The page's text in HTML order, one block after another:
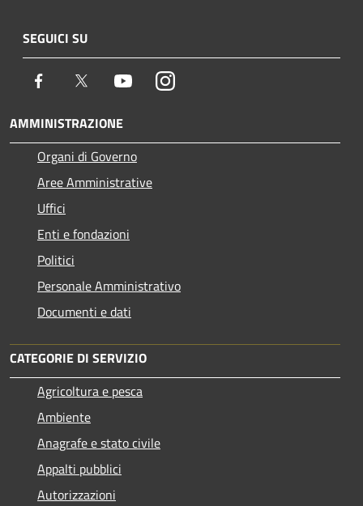
SEGUICI SU
Facebook Twitter YoutubeInstagram
AMMINISTRAZIONE
Organi di Governo
Aree Amministrative
Uffici
Enti e fondazioni
Politici
Personale Amministrativo
Documenti e dati
CATEGORIE DI SERVIZIO
Agricoltura e pesca
Ambiente
Anagrafe e stato civile
Appalti pubblici
Autorizzazioni